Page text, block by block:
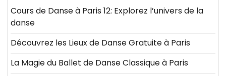
Cours de Danse à Paris 12: Explorez l’univers de la
danse
Découvrez les Lieux de Danse Gratuite à Paris
La Magie du Ballet de Danse Classique à Paris